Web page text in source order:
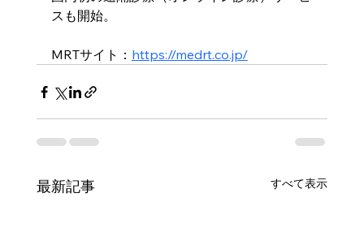
スも開始。
MRTサイト： https://medrt.co.jp/
最新記事 すべて表示